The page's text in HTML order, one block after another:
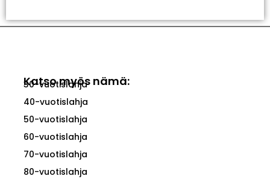
Katso myös nämä:
30-vuotislahja
40-vuotislahja
50-vuotislahja
60-vuotislahja
70-vuotislahja
80-vuotislahja